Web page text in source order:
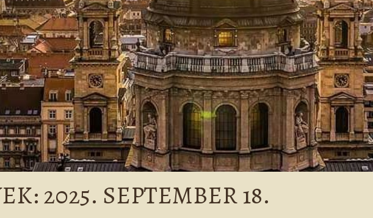
2025. SEPTEMBER 18.